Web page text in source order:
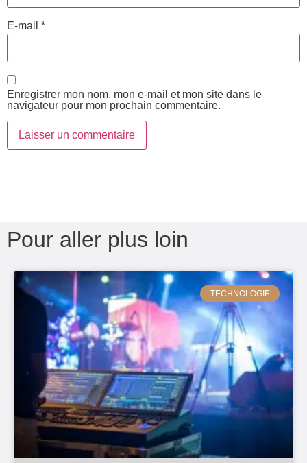
E-mail *
Enregistrer mon nom, mon e-mail et mon site dans le
navigateur pour mon prochain commentaire.
Pour aller plus loin
TECHNOLOGIE